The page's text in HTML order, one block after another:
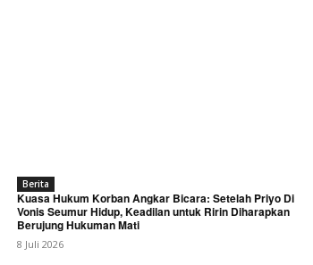
Berita
Kuasa Hukum Korban Angkar Bicara: Setelah Priyo Di
Vonis Seumur Hidup, Keadilan untuk Ririn Diharapkan
Berujung Hukuman Mati
8 Juli 2026